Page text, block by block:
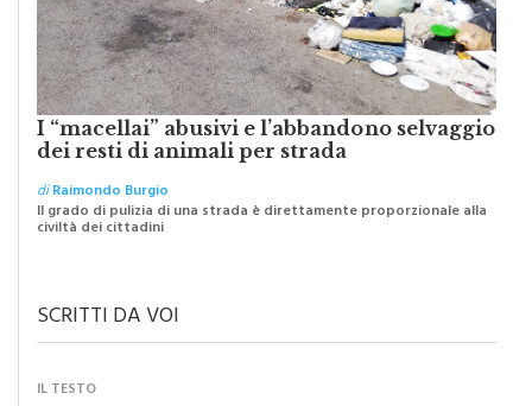
I “macellai” abusivi e l’abbandono selvaggio
dei resti di animali per strada
diRaimondo Burgio
Il grado di pulizia di una strada è direttamente proporzionale alla
civiltà dei cittadini
SCRITTI DA VOI
IL TESTO